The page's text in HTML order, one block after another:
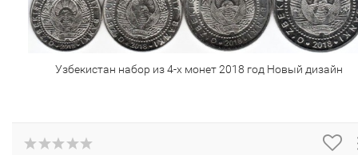
Узбекистан набор из 4-х монет 2018 год Новый дизайн